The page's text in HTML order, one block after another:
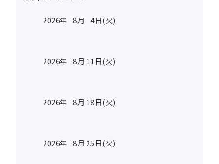
2026年 8月 4日(火)
2026年 8月 11日(火)
2026年 8月 18日(火)
2026年 8月 25日(火)